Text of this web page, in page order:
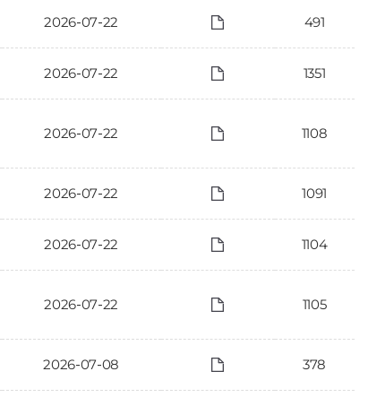
2026-07-22 491
2026-07-22 1351
2026-07-22 1108
2026-07-22 1091
2026-07-22 1104
2026-07-22 1105
2026-07-08 378